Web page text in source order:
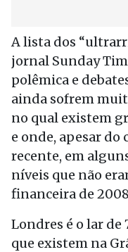
A lista dos
jornal Sunday
polêmica e
ainda sofrem
no qual existem
e onde, apesar
recente, em
níveis que não
financeira de
Londres é o lar
que existem na